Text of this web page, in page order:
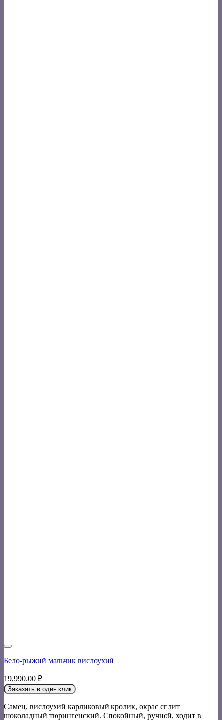
Бело-рыжий мальчик вислоухий
19,990.00 ₽
Заказать в один клик
Самец, вислоухий карликовый кролик, окрас сплит
шоколадный тюрингенский. Спокойный, ручной, ходит в